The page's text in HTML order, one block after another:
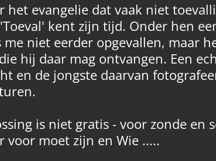
evangelie dat vaak niet
kent zijn tijd. Onder hen
niet eerder opgevallen, maar
hij daar mag ontvangen. Een
en de jongste daarvan
is niet gratis - voor zonde en
moet zijn en Wie .....